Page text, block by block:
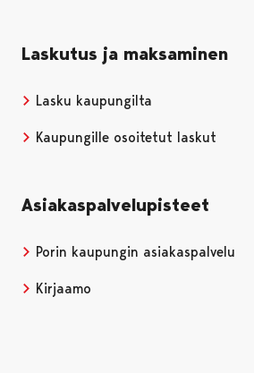
Laskutus ja maksaminen
Lasku kaupungilta
Kaupungille osoitetut laskut
Asiakaspalvelupisteet
Porin kaupungin asiakaspalvelu
Kirjaamo